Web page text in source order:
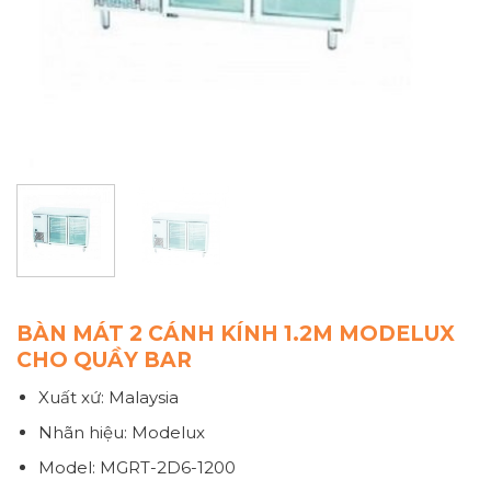
BÀN MÁT 2 CÁNH KÍNH 1.2M MODELUX
CHO QUẦY BAR
Xuất xứ: Malaysia
Nhãn hiệu: Modelux
Model: MGRT-2D6-1200